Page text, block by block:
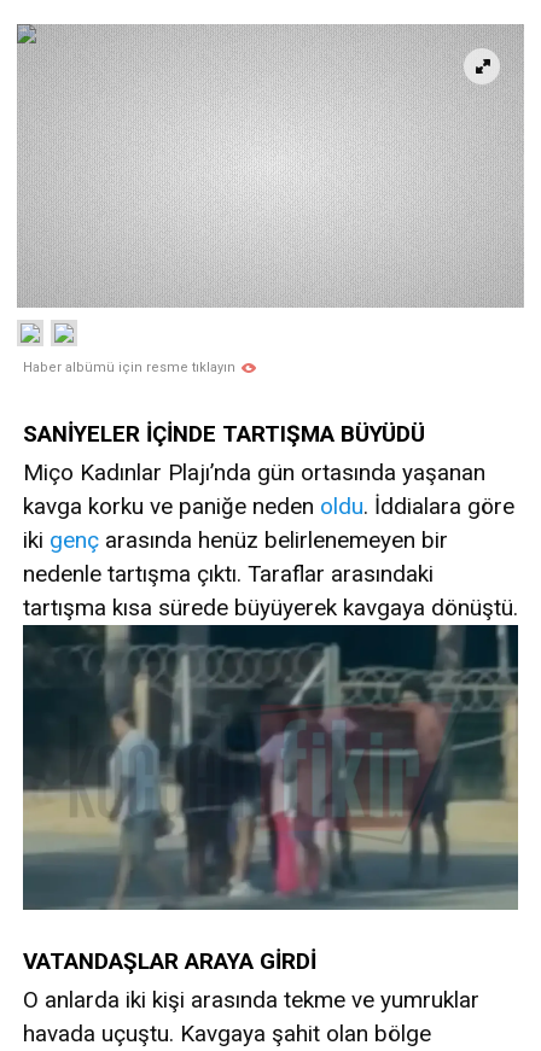
Haber albümü için resme tıklayın
SANİYELER İÇİNDE TARTIŞMA BÜYÜDÜ
Miço Kadınlar Plajı’nda gün ortasında yaşanan
kavga korku ve paniğe neden oldu. İddialara göre
iki genç arasında henüz belirlenemeyen bir
nedenle tartışma çıktı. Taraflar arasındaki
tartışma kısa sürede büyüyerek kavgaya dönüştü.
VATANDAŞLAR ARAYA GİRDİ
O anlarda iki kişi arasında tekme ve yumruklar
havada uçuştu. Kavgaya şahit olan bölge